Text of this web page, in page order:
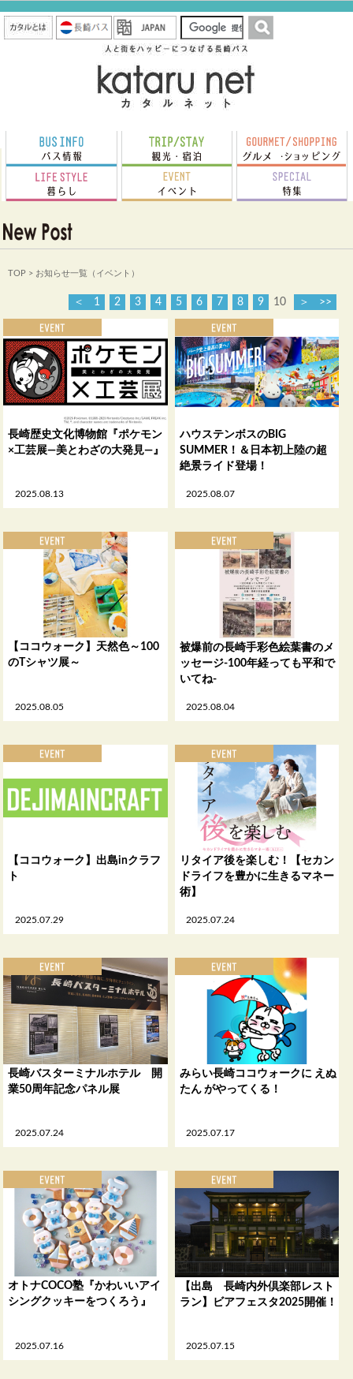
TOP > お知らせ一覧（イベント）
＜ 1 2 3 4 5 6 7 8 9 10 ＞ >>
2025.08.13
長崎歴史文化博物館『ポケモン
×工芸展―美とわざの大発見―』
2025.08.07
ハウステンボスのBIG
SUMMER！＆日本初上陸の超
絶景ライド登場！
2025.08.05
【ココウォーク】天然色～100
のTシャツ展～
2025.08.04
被爆前の長崎手彩色絵葉書のメ
ッセージ-100年経っても平和で
いてね-
2025.07.29
【ココウォーク】出島inクラフ
ト
2025.07.24
リタイア後を楽しむ！【セカン
ドライフを豊かに生きるマネー
術】
2025.07.24
長崎バスターミナルホテル 開
業50周年記念パネル展
2025.07.17
みらい長崎ココウォークに えぬ
たん がやってくる！
2025.07.16
オトナCOCO塾『かわいいアイ
シングクッキーをつくろう』
2025.07.15
【出島 長崎内外倶楽部レスト
ラン】ビアフェスタ2025開催！